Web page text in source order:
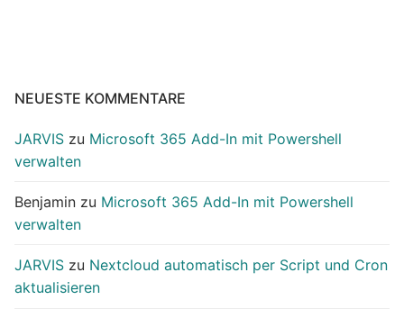
NEUESTE KOMMENTARE
JARVIS zu Microsoft 365 Add-In mit Powershell
verwalten
Benjamin zu Microsoft 365 Add-In mit Powershell
verwalten
JARVIS zu Nextcloud automatisch per Script und Cron
aktualisieren